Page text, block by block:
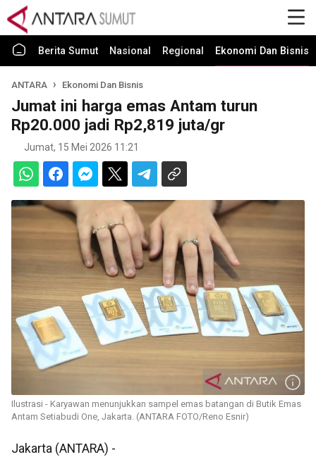
Berita Sumut Nasional Regional Ekonomi Dan Bisnis
ANTARA Ekonomi Dan Bisnis
Jumat ini harga emas Antam turun
Rp20.000 jadi Rp2,819 juta/gr
Jumat, 15 Mei 2026 11:21
Ilustrasi - Karyawan menunjukkan sampel emas batangan di Butik Emas
Antam Setiabudi One, Jakarta. (ANTARA FOTO/Reno Esnir)
Jakarta (ANTARA) -